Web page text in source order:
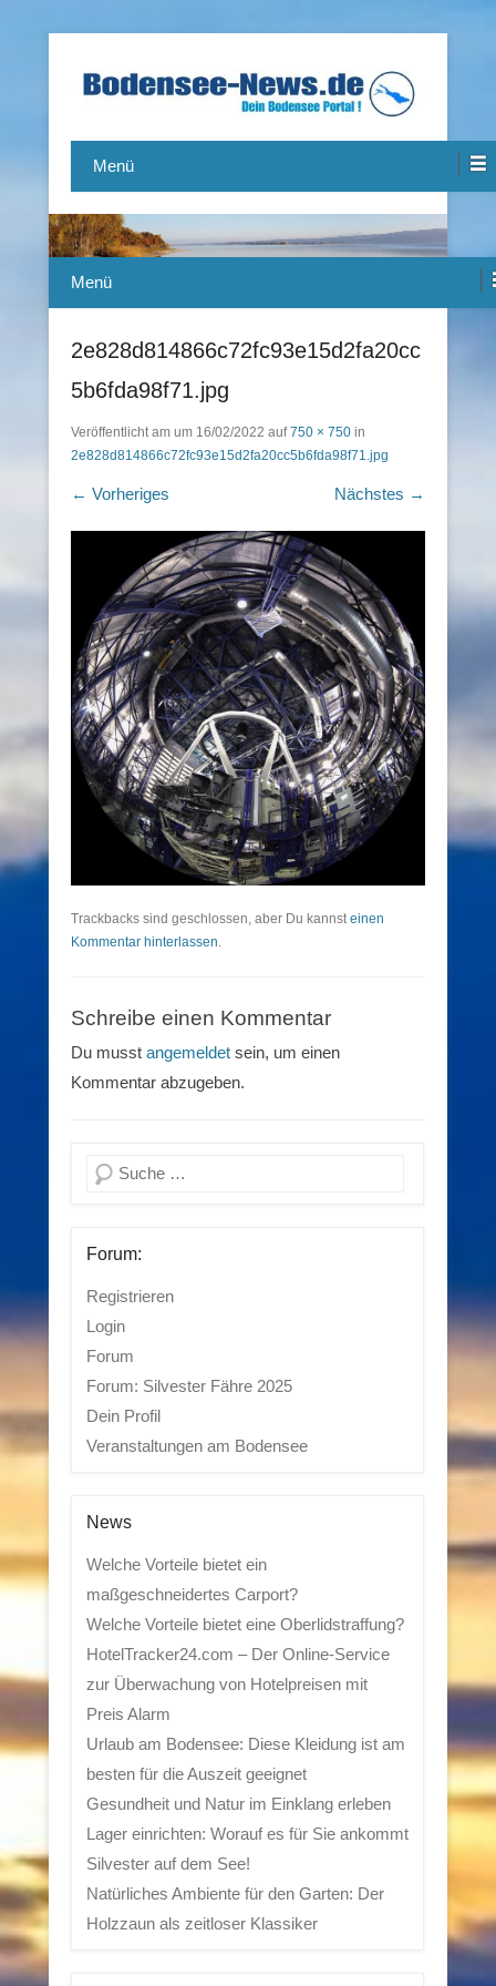
Bodensee-News.de
Menü
Menü
2e828d814866c72fc93e15d2fa20cc
5b6fda98f71.jpg
Veröffentlicht am um 16/02/2022 auf750 × 750 in
2e828d814866c72fc93e15d2fa20cc5b6fda98f71.jpg
← Vorheriges Nächstes →
Trackbacks sind geschlossen, aber Du kannsteinen
Kommentar hinterlassen.
Schreibe einen Kommentar
Du musst angemeldet sein, um einen
Kommentar abzugeben.
Suchen
Forum:
Registrieren
Login
Forum
Forum: Silvester Fähre 2025
Dein Profil
Veranstaltungen am Bodensee
News
Welche Vorteile bietet ein
maßgeschneidertes Carport?
Welche Vorteile bietet eine Oberlidstraffung?
HotelTracker24.com – Der Online-Service
zur Überwachung von Hotelpreisen mit
Preis Alarm
Urlaub am Bodensee: Diese Kleidung ist am
besten für die Auszeit geeignet
Gesundheit und Natur im Einklang erleben
Lager einrichten: Worauf es für Sie ankommt
Silvester auf dem See!
Natürliches Ambiente für den Garten: Der
Holzzaun als zeitloser Klassiker